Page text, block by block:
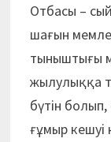
Отбасы –
шағын
тыныштығы
жылулыққа
бүтін болып,
ғұмыр кешуі